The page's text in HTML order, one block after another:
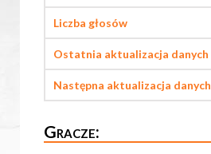
Liczba głosów
Ostatnia aktualizacja danych
Następna aktualizacja danych
Gracze: